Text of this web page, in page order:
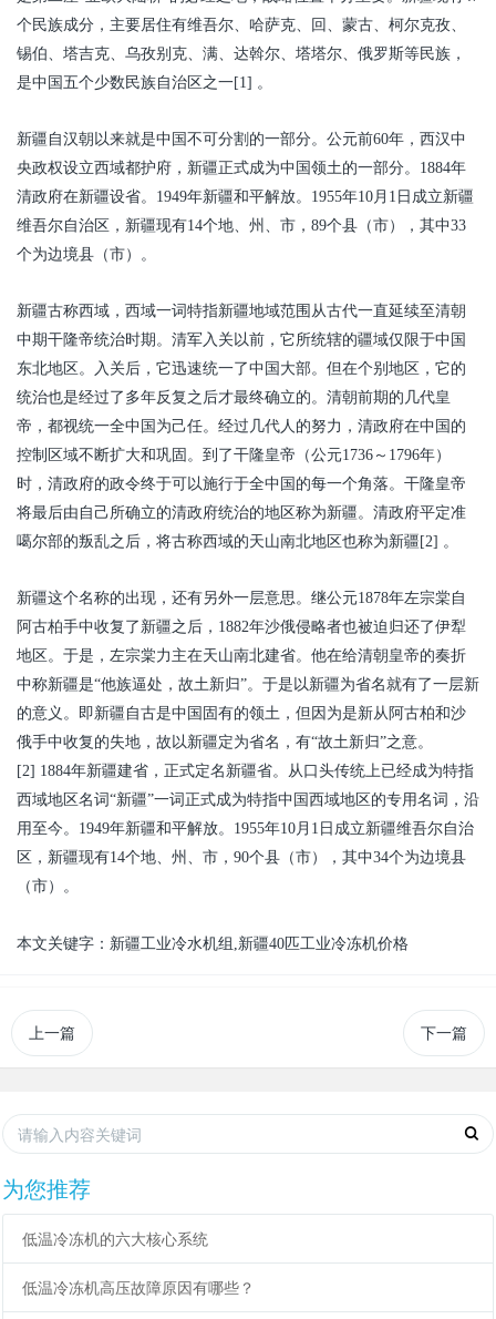
个民族成分，主要居住有维吾尔、哈萨克、回、蒙古、柯尔克孜、
锡伯、塔吉克、乌孜别克、满、达斡尔、塔塔尔、俄罗斯等民族，
是中国五个少数民族自治区之一[1] 。
新疆自汉朝以来就是中国不可分割的一部分。公元前60年，西汉中
央政权设立西域都护府，新疆正式成为中国领土的一部分。1884年
清政府在新疆设省。1949年新疆和平解放。1955年10月1日成立新疆
维吾尔自治区，新疆现有14个地、州、市，89个县（市），其中33
个为边境县（市）。
新疆古称西域，西域一词特指新疆地域范围从古代一直延续至清朝
中期干隆帝统治时期。清军入关以前，它所统辖的疆域仅限于中国
东北地区。入关后，它迅速统一了中国大部。但在个别地区，它的
统治也是经过了多年反复之后才最终确立的。清朝前期的几代皇
帝，都视统一全中国为己任。经过几代人的努力，清政府在中国的
控制区域不断扩大和巩固。到了干隆皇帝（公元1736～1796年）
时，清政府的政令终于可以施行于全中国的每一个角落。干隆皇帝
将最后由自己所确立的清政府统治的地区称为新疆。清政府平定准
噶尔部的叛乱之后，将古称西域的天山南北地区也称为新疆[2] 。
新疆这个名称的出现，还有另外一层意思。继公元1878年左宗棠自
阿古柏手中收复了新疆之后，1882年沙俄侵略者也被迫归还了伊犁
地区。于是，左宗棠力主在天山南北建省。他在给清朝皇帝的奏折
中称新疆是“他族逼处，故土新归”。于是以新疆为省名就有了一层新
的意义。即新疆自古是中国固有的领土，但因为是新从阿古柏和沙
俄手中收复的失地，故以新疆定为省名，有“故土新归”之意。
[2] 1884年新疆建省，正式定名新疆省。从口头传统上已经成为特指
西域地区名词“新疆”一词正式成为特指中国西域地区的专用名词，沿
用至今。1949年新疆和平解放。1955年10月1日成立新疆维吾尔自治
区，新疆现有14个地、州、市，90个县（市），其中34个为边境县
（市）。
本文关键字： 新疆工业冷水机组 ,新疆40匹工业冷冻机价格
上一篇 下一篇
为您推荐
低温冷冻机的六大核心系统
低温冷冻机高压故障原因有哪些？